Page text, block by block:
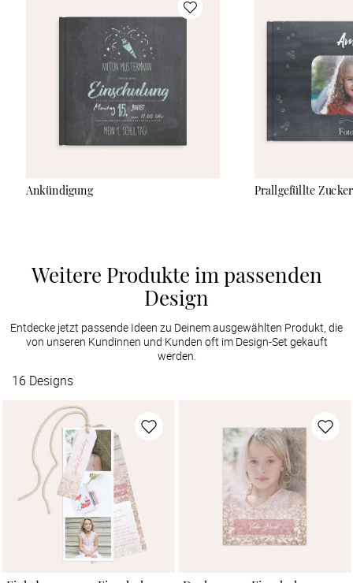
Ankündigung Prallgefüllte
Weitere Produkte im passenden
Design
Entdecke jetzt passende Ideen zu Deinem ausgewählten Produkt, die
von unseren Kundinnen und Kunden oft im Design-Set gekauft
werden.
16 Designs